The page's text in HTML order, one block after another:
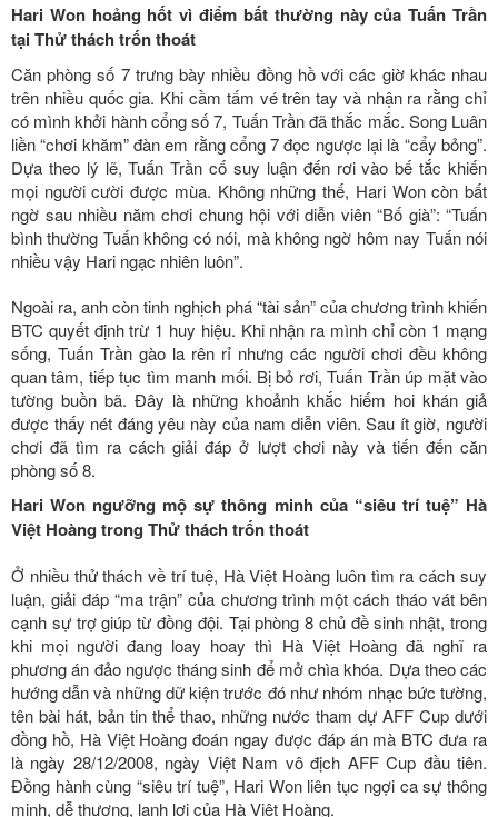
Hari Won hoảng hốt vì điểm bất thường này của Tuấn Trần
tại Thử thách trốn thoát
Căn phòng số 7 trưng bày nhiều đồng hồ với các giờ khác nhau
trên nhiều quốc gia. Khi cầm tấm vé trên tay và nhận ra rằng chỉ
có mình khởi hành cổng số 7, Tuấn Trần đã thắc mắc. Song Luân
liền “chơi khăm” đàn em rằng cổng 7 đọc ngược lại là “cẩy bỏng”.
Dựa theo lý lẽ, Tuấn Trần cố suy luận đến rơi vào bế tắc khiến
mọi người cười được mùa. Không những thế, Hari Won còn bất
ngờ sau nhiều năm chơi chung hội với diễn viên “Bố già”: “Tuấn
bình thường Tuấn không có nói, mà không ngờ hôm nay Tuấn nói
nhiều vậy Hari ngạc nhiên luôn”.
Ngoài ra, anh còn tinh nghịch phá “tài sản” của chương trình khiến
BTC quyết định trừ 1 huy hiệu. Khi nhận ra mình chỉ còn 1 mạng
sống, Tuấn Trần gào la rên rỉ nhưng các người chơi đều không
quan tâm, tiếp tục tìm manh mối. Bị bỏ rơi, Tuấn Trần úp mặt vào
tường buồn bã. Đây là những khoảnh khắc hiếm hoi khán giả
được thấy nét đáng yêu này của nam diễn viên. Sau ít giờ, người
chơi đã tìm ra cách giải đáp ở lượt chơi này và tiến đến căn
phòng số 8.
Hari Won ngưỡng mộ sự thông minh của “siêu trí tuệ” Hà
Việt Hoàng trong Thử thách trốn thoát
Ở nhiều thử thách về trí tuệ, Hà Việt Hoàng luôn tìm ra cách suy
luận, giải đáp “ma trận” của chương trình một cách tháo vát bên
cạnh sự trợ giúp từ đồng đội. Tại phòng 8 chủ đề sinh nhật, trong
khi mọi người đang loay hoay thì Hà Việt Hoàng đã nghĩ ra
phương án đảo ngược tháng sinh để mở chìa khóa. Dựa theo các
hướng dẫn và những dữ kiện trước đó như nhóm nhạc bức tường,
tên bài hát, bản tin thể thao, những nước tham dự AFF Cup dưới
đồng hồ, Hà Việt Hoàng đoán ngay được đáp án mà BTC đưa ra
là ngày 28/12/2008, ngày Việt Nam vô địch AFF Cup đầu tiên.
Đồng hành cùng “siêu trí tuệ”, Hari Won liên tục ngợi ca sự thông
minh, dễ thương, lanh lợi của Hà Việt Hoàng.